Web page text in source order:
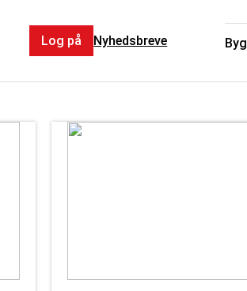
Byg
Log på Nyhedsbreve